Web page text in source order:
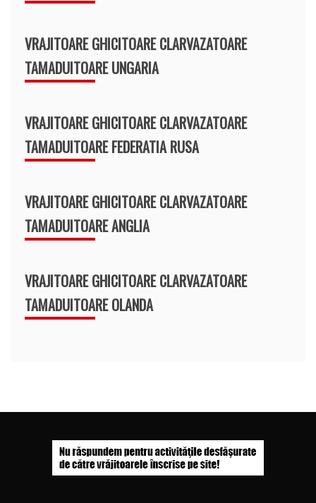
VRAJITOARE GHICITOARE CLARVAZATOARE
TAMADUITOARE UNGARIA
VRAJITOARE GHICITOARE CLARVAZATOARE
TAMADUITOARE FEDERATIA RUSA
VRAJITOARE GHICITOARE CLARVAZATOARE
TAMADUITOARE ANGLIA
VRAJITOARE GHICITOARE CLARVAZATOARE
TAMADUITOARE OLANDA